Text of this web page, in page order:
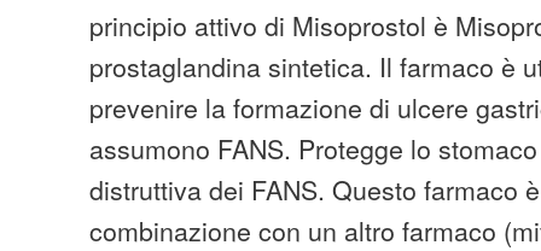
principio attivo di Misoprostol è
prostaglandina sintetica. Il farmaco è
prevenire la formazione di ulcere
assumono FANS. Protegge lo
distruttiva dei FANS. Questo farmaco
combinazione con un altro farmaco